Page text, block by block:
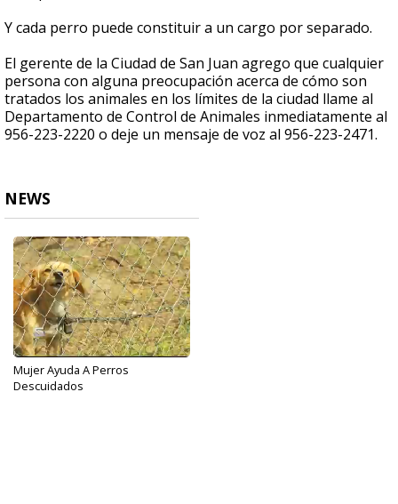
Y cada perro puede constituir a un cargo por separado.
El gerente de la Ciudad de San Juan agrego que cualquier
persona con alguna preocupación acerca de cómo son
tratados los animales en los límites de la ciudad llame al
Departamento de Control de Animales inmediatamente al
956-223-2220 o deje un mensaje de voz al 956-223-2471.
NEWS
Mujer Ayuda A Perros
Descuidados